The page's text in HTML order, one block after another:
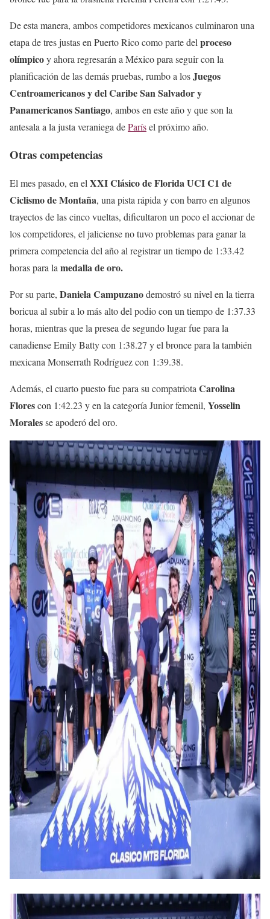
De esta manera, ambos competidores mexicanos culminaron una
etapa de tres justas en Puerto Rico como parte del proceso
olímpicoy ahora regresarán a México para seguir con la
planificación de las demás pruebas, rumbo a losJuegos
Centroamericanos y del Caribe San Salvador y
Panamericanos Santiago, ambos en este año y que son la
antesala a la justa veraniega deParísel próximo año.
Otras competencias
El mes pasado, en el XXI Clásico de Florida UCI C1 de
Ciclismo de Montaña, una pista rápida y con barro en algunos
trayectos de las cinco vueltas, dificultaron un poco el accionar de
los competidores, el jaliciense no tuvo problemas para ganar la
primera competencia del año al registrar un tiempo de 1:33.42
horas para la medalla de oro.
Por su parte, Daniela Campuzanodemostró su nivel en la tierra
boricua al subir a lo más alto del podio con un tiempo de 1:37.33
horas, mientras que la presea de segundo lugar fue para la
canadiense Emily Batty con 1:38.27 y el bronce para la también
mexicana Monserrath Rodríguez con 1:39.38.
Además, el cuarto puesto fue para su compatriota Carolina
Florescon 1:42.23 y en la categoría Junior femenil, Yosselin
Moralesse apoderó del oro.